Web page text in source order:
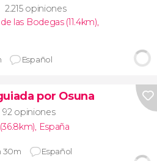
2.215 opiniones
las Bodegas (11.4km),
Español
por Osuna
92 opiniones
, España
30m Español